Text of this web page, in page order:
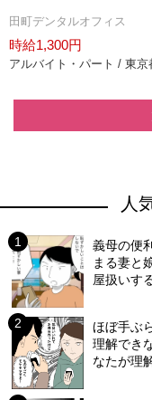
田町デンタルオフィス
時給1,300円
アルバイト・パート / 東京
人
義母の便
まる妻と
屋扱いす
ほぼ手ぶ
理解でき
なたが理